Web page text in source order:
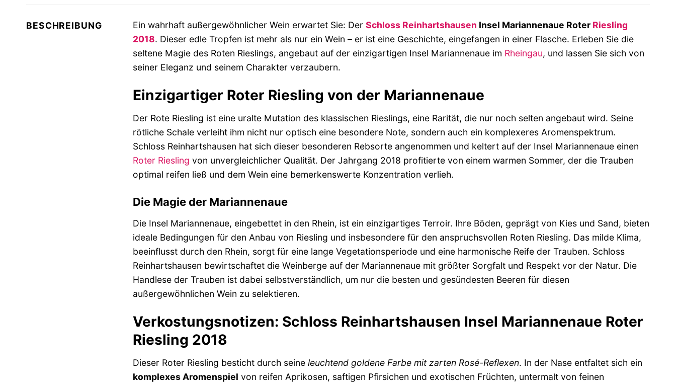
BESCHREIBUNG Ein wahrhaft außergewöhnlicher Wein erwartet Sie: Der Schloss Reinhartshausen Insel Mariannenaue Roter Riesling
2018. Dieser edle Tropfen ist mehr als nur ein Wein – er ist eine Geschichte, eingefangen in einer Flasche. Erleben Sie die
seltene Magie des Roten Rieslings, angebaut auf der einzigartigen Insel Mariannenaue im Rheingau, und lassen Sie sich von
seiner Eleganz und seinem Charakter verzaubern.
Einzigartiger Roter Riesling von der Mariannenaue
Der Rote Riesling ist eine uralte Mutation des klassischen Rieslings, eine Rarität, die nur noch selten angebaut wird. Seine
rötliche Schale verleiht ihm nicht nur optisch eine besondere Note, sondern auch ein komplexeres Aromenspektrum.
Schloss Reinhartshausen hat sich dieser besonderen Rebsorte angenommen und keltert auf der Insel Mariannenaue einen
Roter Riesling von unvergleichlicher Qualität. Der Jahrgang 2018 profitierte von einem warmen Sommer, der die Trauben
optimal reifen ließ und dem Wein eine bemerkenswerte Konzentration verlieh.
Die Magie der Mariannenaue
Die Insel Mariannenaue, eingebettet in den Rhein, ist ein einzigartiges Terroir. Ihre Böden, geprägt von Kies und Sand, bieten
ideale Bedingungen für den Anbau von Riesling und insbesondere für den anspruchsvollen Roten Riesling. Das milde Klima,
beeinflusst durch den Rhein, sorgt für eine lange Vegetationsperiode und eine harmonische Reife der Trauben. Schloss
Reinhartshausen bewirtschaftet die Weinberge auf der Mariannenaue mit größter Sorgfalt und Respekt vor der Natur. Die
Handlese der Trauben ist dabei selbstverständlich, um nur die besten und gesündesten Beeren für diesen
außergewöhnlichen Wein zu selektieren.
Verkostungsnotizen: Schloss Reinhartshausen Insel Mariannenaue Roter
Riesling 2018
Dieser Roter Riesling besticht durch seine leuchtend goldene Farbe mit zarten Rosé-Reflexen. In der Nase entfaltet sich ein
komplexes Aromenspiel von reifen Aprikosen, saftigen Pfirsichen und exotischen Früchten, untermalt von feinen